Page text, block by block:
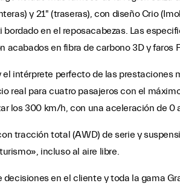
y 21" (traseras), con diseño Crio
en el reposacabezas. Las
en fibra de carbono 3D y faros
intérprete perfecto de las
real para cuatro pasajeros con el
los 300 km/h, con una aceleración de 0
tracción total (AWD) de serie y
incluso al aire libre.
en el cliente y toda la gama